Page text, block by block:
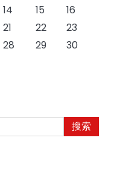
14 15
16
21 22
23
28 29
30